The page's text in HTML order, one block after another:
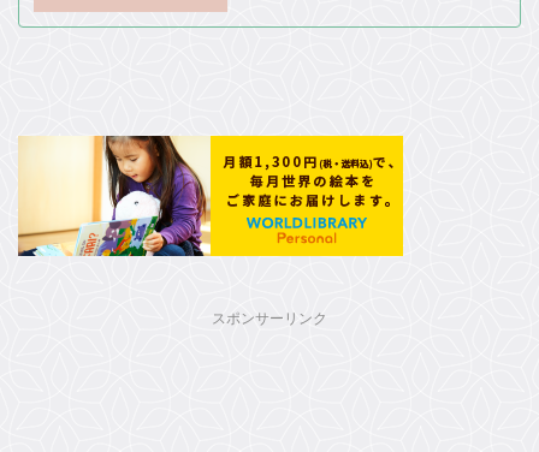
スポンサーリンク